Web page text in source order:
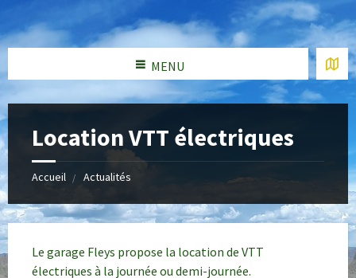
MENU
Location VTT électriques
Accueil Actualités
Le garage Fleys propose la location de VTT
électriques à la journée ou demi-journée.